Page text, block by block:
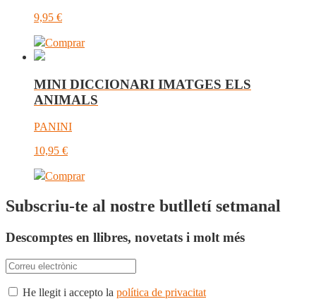
9,95 €
Comprar
MINI DICCIONARI IMATGES ELS
ANIMALS
PANINI
10,95 €
Comprar
Subscriu-te al nostre butlletí setmanal
Descomptes en llibres, novetats i molt més
He llegit i accepto la política de privacitat